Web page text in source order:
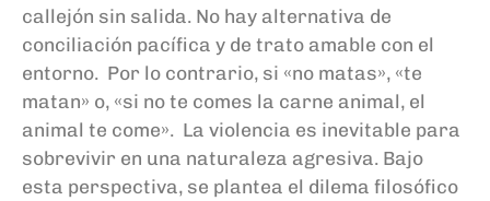
callejón sin salida. No hay alternativa de
conciliación pacífica y de trato amable con el
entorno. Por lo contrario, si «no matas», «te
matan» o, «si no te comes la carne animal, el
animal te come». La violencia es inevitable para
sobrevivir en una naturaleza agresiva. Bajo
esta perspectiva, se plantea el dilema filosófico